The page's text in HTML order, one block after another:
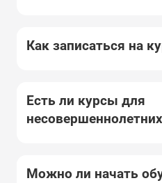
Как записаться на
Есть ли курсы для
Можно ли начать